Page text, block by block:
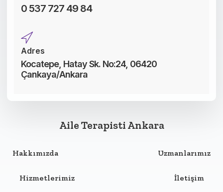
0 537 727 49 84
Adres
Kocatepe, Hatay Sk. No:24, 06420
Çankaya/Ankara
Aile Terapisti Ankara
Hakkımızda Uzmanlarımız
Hizmetlerimiz İletişim